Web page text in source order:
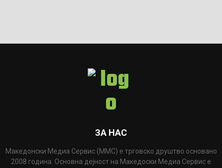
ЗА НАС
Македонски Медиа Сервис (ММС) е трговско друштво основано
2008 година. Основна дејност на Македоски Медиа Сервис е